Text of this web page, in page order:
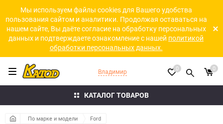
Мы используем файлы cookies для Вашего удобства
пользования сайтом и аналитики. Продолжая оставаться на
нашем сайте, Вы даёте согласие на обработку персональных
данных и подтверждаете ознакомление с нашей политикой
обработки персональных данных.
КАТАЛОГ ТОВАРОВ
Владимир 0 0
По марке и модели Ford